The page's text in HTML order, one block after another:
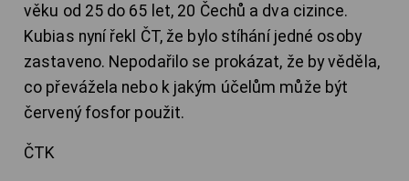
věku od 25 do 65 let, 20 Čechů a dva cizince.
Kubias nyní řekl ČT, že bylo stíhání jedné osoby
zastaveno. Nepodařilo se prokázat, že by věděla,
co převážela nebo k jakým účelům může být
červený fosfor použit.
ČTK